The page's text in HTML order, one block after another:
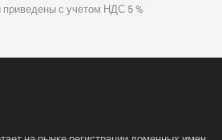
с учетом НДС 5 %